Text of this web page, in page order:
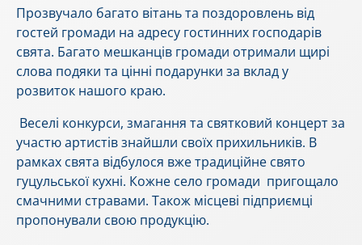
Прозвучало багато вітань та поздоровлень від
гостей громади на адресу гостинних господарів
свята. Багато мешканців громади отримали щирі
слова подяки та цінні подарунки за вклад у
розвиток нашого краю.
Веселі конкурси, змагання та святковий концерт за
участю артистів знайшли своїх прихильників. В
рамках свята відбулося вже традиційне свято
гуцульської кухні. Кожне село громади пригощало
смачними стравами. Також місцеві підприємці
пропонували свою продукцію.